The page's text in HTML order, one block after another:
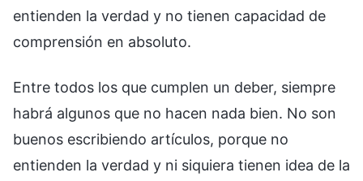
entienden la verdad y no tienen capacidad de
comprensión en absoluto.
Entre todos los que cumplen un deber, siempre
habrá algunos que no hacen nada bien. No son
buenos escribiendo artículos, porque no
entienden la verdad y ni siquiera tienen idea de la